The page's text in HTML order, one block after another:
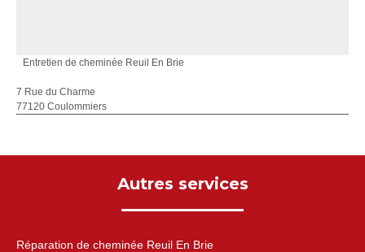
Entretien de cheminée Reuil En Brie
7 Rue du Charme
77120 Coulommiers
Autres services
Réparation de cheminée Reuil En Brie